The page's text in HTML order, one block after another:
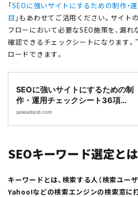
「SEOに強いサイトにするための制作・
目 」もあわせてご活用ください。サイト
フローにおいて必要なSEO施策を、漏
確認できるチェックシートになります
ロードできます。
SEOに強いサイトにするための制
作・運用チェックシート36項
目|Webサイト制作・CMS開発｜
goleadgrid.com
SEOキーワード選定とは
キーワードとは、検索する人（検索ユー
Yahoo!などの検索エンジンの検索窓に